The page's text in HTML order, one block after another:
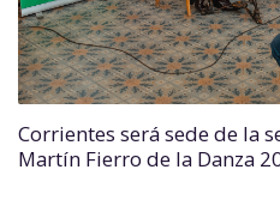
Corrientes será sede de la
Martín Fierro de la Danza